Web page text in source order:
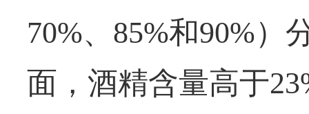
70%、85%和90%）
面，酒精含量高于